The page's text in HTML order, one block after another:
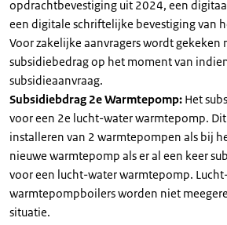
opdrachtbevestiging uit 2024, een
een digitale schriftelijke bevestiging van
Voor zakelijke aanvragers wordt gekeken
subsidiebedrag op het moment van
subsidieaanvraag.
Subsidiebdrag 2e Warmtepomp: Het
voor een 2e lucht-water warmtepomp.
installeren van 2 warmtepompen als bij
nieuwe warmtepomp als er al een keer
voor een lucht-water warmtepomp.
warmtepompboilers worden niet
situatie.